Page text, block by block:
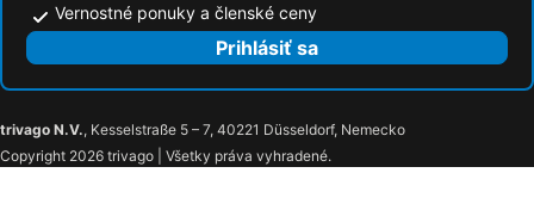
Vernostné ponuky a členské ceny
Prihlásiť sa
trivago N.V., Kesselstraße 5 – 7, 40221 Düsseldorf, Nemecko
Copyright 2026 trivago | Všetky práva vyhradené.